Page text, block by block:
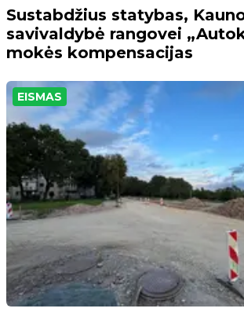
Sustabdžius statybas,
savivaldybė rangovei
mokės kompensacijas
EISMAS